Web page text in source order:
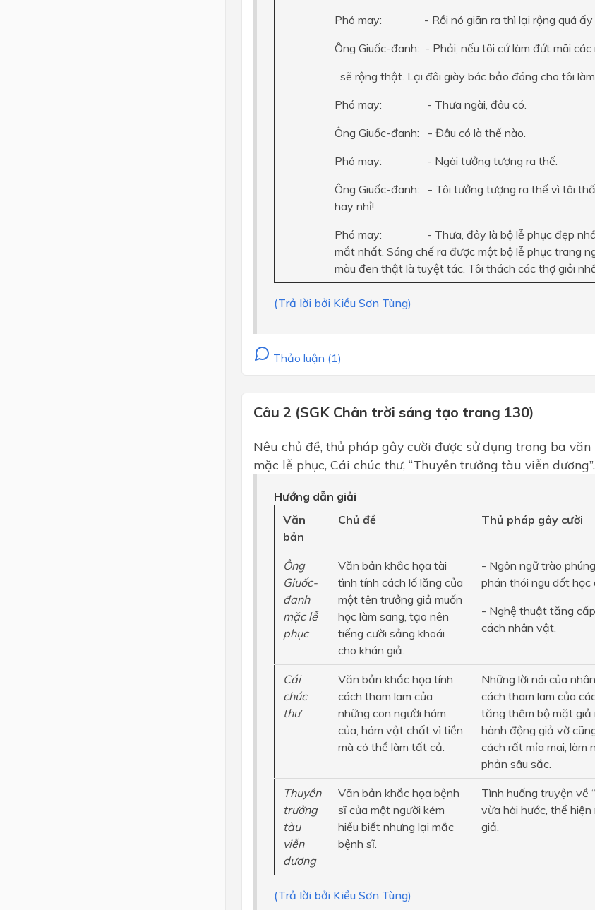
Phó may: - Rồi nó giãn ra thì lại rộng quá ấy
Ông Giuốc-đanh: - Phải, nếu tôi cứ làm đứt mãi
sẽ rộng thật. Lại đôi giày bác bảo đóng cho tôi
Phó may: - Thưa ngài, đâu có.
Ông Giuốc-đanh: - Đâu có là thế nào.
Phó may: - Ngài tưởng tượng ra thế.
Ông Giuốc-đanh: - Tôi tưởng tượng ra thế vì tôi
hay nhỉ!
Phó may: - Thưa, đây là bộ lễ phục đẹp nhất
mắt nhất. Sáng chế ra được một bộ lễ phục trang
màu đen thật là tuyệt tác. Tôi thách các thợ giỏi
(Trả lời bởi Kiều Sơn Tùng)
Thảo luận (1)
Câu 2 (SGK Chân trời sáng tạo trang 130)
Nêu chủ đề, thủ pháp gây cười được sử dụng trong ba
mặc lễ phục, Cái chúc thư, “Thuyền trưởng tàu viễn dương”.
Hướng dẫn giải
Văn
bản
Chủ đề Thủ pháp gây cười
Ông
Giuốc-
đanh
mặc lễ
phục
Văn bản khắc họa tài
tình tính cách lố lăng của
một tên trưởng giả muốn
học làm sang, tạo nên
tiếng cười sảng khoái
cho khán giả.
- Ngôn ngữ trào
phán thói ngu dốt học
- Nghệ thuật tăng
cách nhân vật.
Cái
chúc
thư
Văn bản khắc họa tính
cách tham lam của
những con người hám
của, hám vật chất vì tiền
mà có thể làm tất cả.
Những lời nói của
cách tham lam của
tăng thêm bộ mặt giả
hành động giả vờ
cách rất mỉa mai, làm
phản sâu sắc.
Thuyền
trưởng
tàu
viễn
dương
Văn bản khắc họa bệnh
sĩ của một người kém
hiểu biết nhưng lại mắc
bệnh sĩ.
Tình huống truyện về
vừa hài hước, thể
giả.
(Trả lời bởi Kiều Sơn Tùng)